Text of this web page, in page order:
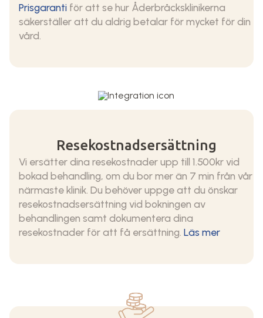
Prisgaranti för att se hur Åderbråcksklinikerna
säkerställer att du aldrig betalar för mycket för din
vård.
Resekostnadsersättning
Vi ersätter dina resekostnader upp till 1.500kr vid
bokad behandling, om du bor mer än 7 min från vår
närmaste klinik. Du behöver uppge att du önskar
resekostnadsersättning vid bokningen av
behandlingen samt dokumentera dina
resekostnader för att få ersättning. Läs mer